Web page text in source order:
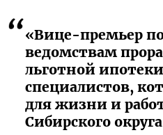
«Вице-премьер
ведомствам
льготной
специалистов,
для жизни и
Сибирского